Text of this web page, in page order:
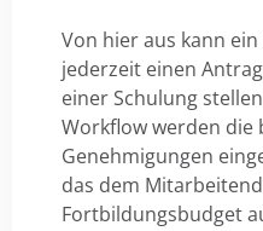
Von hier aus kann
jederzeit einen
einer Schulung
Workflow werden die
Genehmigungen
das dem
Fortbildungsbudget